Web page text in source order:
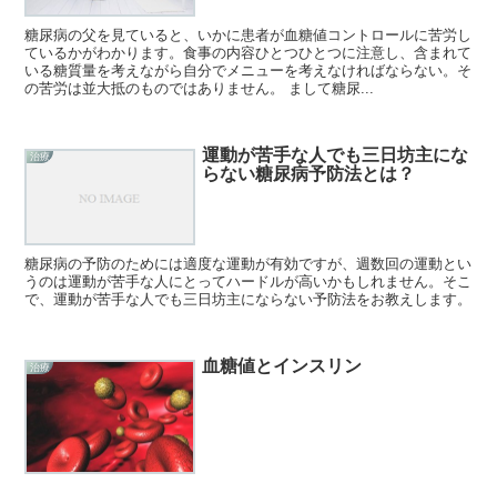
糖尿病の父を見ていると、いかに患者が血糖値コントロールに苦労し
ているかがわかります。食事の内容ひとつひとつに注意し、含まれて
いる糖質量を考えながら自分でメニューを考えなければならない。そ
の苦労は並大抵のものではありません。 まして糖尿...
治療
運動が苦手な人でも三日坊主にな
らない糖尿病予防法とは？
糖尿病の予防のためには適度な運動が有効ですが、週数回の運動とい
うのは運動が苦手な人にとってハードルが高いかもしれません。そこ
で、運動が苦手な人でも三日坊主にならない予防法をお教えします。
治療 血糖値とインスリン